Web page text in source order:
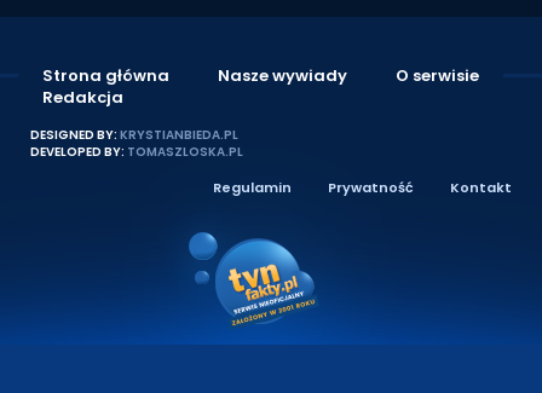
Strona główna Nasze wywiady
O serwisie
Redakcja
DESIGNED BY: KRYSTIANBIEDA.PL
DEVELOPED BY: TOMASZLOSKA.PL
Regulamin Prywatność Kontakt